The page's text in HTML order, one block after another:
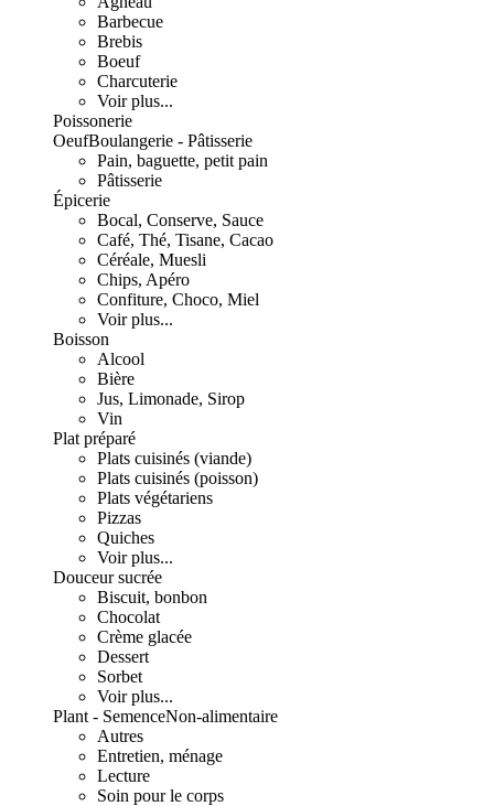
Barbecue
Brebis
Boeuf
Charcuterie
Voir plus...
Poissonerie
OeufBoulangerie - Pâtisserie
Pain, baguette, petit pain
Pâtisserie
Épicerie
Bocal, Conserve, Sauce
Café, Thé, Tisane, Cacao
Céréale, Muesli
Chips, Apéro
Confiture, Choco, Miel
Voir plus...
Boisson
Alcool
Bière
Jus, Limonade, Sirop
Vin
Plat préparé
Plats cuisinés (viande)
Plats cuisinés (poisson)
Plats végétariens
Pizzas
Quiches
Voir plus...
Douceur sucrée
Biscuit, bonbon
Chocolat
Crème glacée
Dessert
Sorbet
Voir plus...
Plant - SemenceNon-alimentaire
Autres
Entretien, ménage
Lecture
Soin pour le corps